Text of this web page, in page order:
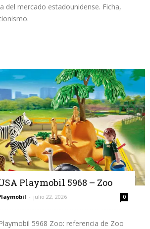
del mercado estadounidense. Ficha,
Playmobil 5968 – Zoo
- julio 22, 2026 0
5968 Zoo: referencia de Zoo